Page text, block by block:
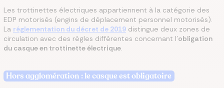
Les trottinettes électriques appartiennent à la catégorie des
EDP motorisés (engins de déplacement personnel motorisés).
La réglementation du décret de 2019 distingue deux zones de
circulation avec des règles différentes concernant l'obligation
du casque en trottinette électrique.
Hors agglomération : le casque est obligatoire